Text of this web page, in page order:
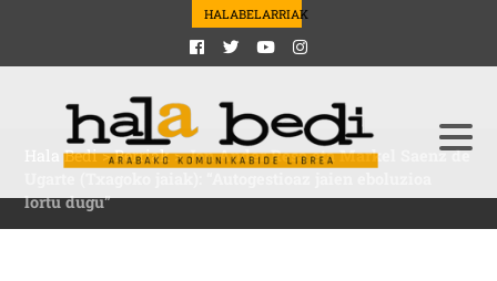
HALABELARRIAK
Hala Bedi>Berriak>Jon Ander Resa eta Markel Saenz de
lortu dugu”